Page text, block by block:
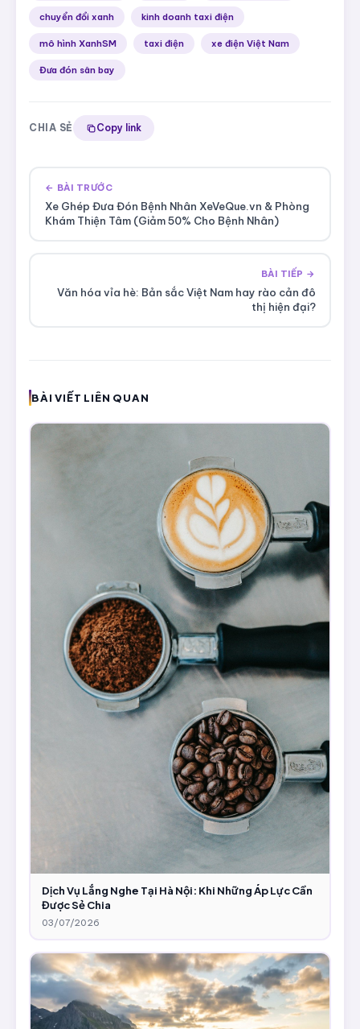
chuyển đổi xanh kinh doanh taxi điện
mô hình XanhSM taxi điện xe điện Việt Nam
Đưa đón sân bay
CHIA SẺ Copy link
← BÀI TRƯỚC
Xe Ghép Đưa Đón Bệnh Nhân XeVeQue.vn & Phòng
Khám Thiện Tâm (Giảm 50% Cho Bệnh Nhân)
BÀI TIẾP →
Văn hóa vỉa hè: Bản sắc Việt Nam hay rào cản đô
thị hiện đại?
BÀI VIẾT LIÊN QUAN
Dịch Vụ Lắng Nghe Tại Hà Nội: Khi Những Áp Lực Cần
Được Sẻ Chia
03/07/2026